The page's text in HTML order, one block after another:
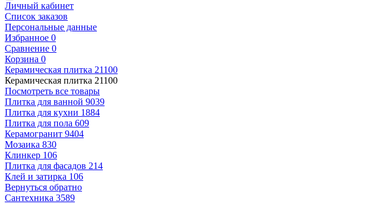
Личный кабинет
Список заказов
Персональные данные
Избранное 0
Сравнение 0
Корзина 0
Керамическая плитка 21100
Керамическая плитка 21100
Посмотреть все товары
Плитка для ванной 9039
Плитка для кухни 1884
Плитка для пола 609
Керамогранит 9404
Мозаика 830
Клинкер 106
Плитка для фасадов 214
Клей и затирка 106
Вернуться обратно
Сантехника 3589